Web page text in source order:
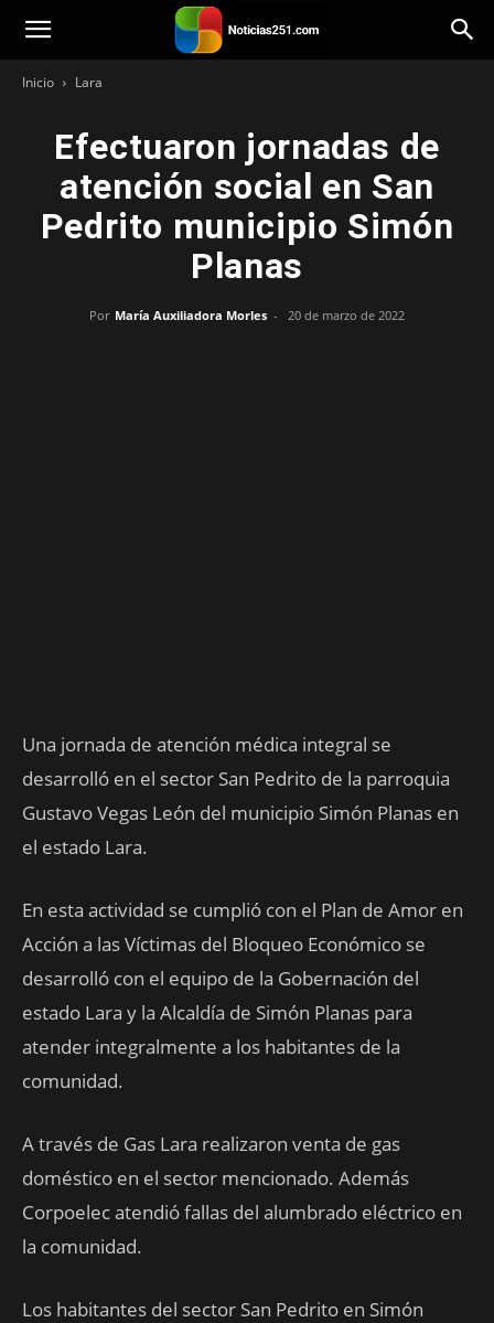
Noticias251
Inicio Lara
Efectuaron jornadas de
atención social en San
Pedrito municipio Simón
Planas
Por María Auxiliadora Morles - 20 de marzo de 2022
Una jornada de atención médica integral se
desarrolló en el sector San Pedrito de la parroquia
Gustavo Vegas León del municipio Simón Planas en
el estado Lara.
En esta actividad se cumplió con el Plan de Amor en
Acción a las Víctimas del Bloqueo Económico se
desarrolló con el equipo de la Gobernación del
estado Lara y la Alcaldía de Simón Planas para
atender integralmente a los habitantes de la
comunidad.
A través de Gas Lara realizaron venta de gas
doméstico en el sector mencionado. Además
Corpoelec atendió fallas del alumbrado eléctrico en
la comunidad.
Los habitantes del sector San Pedrito en Simón